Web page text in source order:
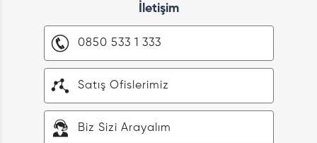
İletişim
0850 533 1 333
Satış Ofislerimiz
Biz Sizi Arayalım